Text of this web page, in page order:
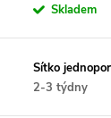
Skladem
Sítko
2-3 týdny